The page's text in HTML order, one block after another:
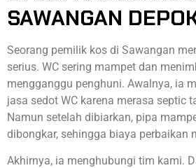
SAWANGAN
Seorang pemilik kos di Sawangan
serius. WC sering mampet dan
mengganggu penghuni. Awalnya, ia
jasa sedot WC karena merasa septic
Namun setelah dibiarkan, pipa
dibongkar, sehingga biaya perbaikan
Akhirnya, ia menghubungi tim kami.